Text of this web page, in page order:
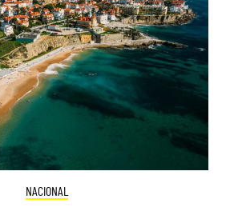
NACIONAL